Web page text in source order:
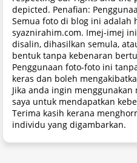
depicted. Penafian:
Semua foto di blog ini adalah
syaznirahim.com. Imej-imej
disalin, dihasilkan semula,
bentuk tanpa kebenaran
Penggunaan foto-foto ini
keras dan boleh
Jika anda ingin
saya untuk mendapatkan
Terima kasih kerana
individu yang digambarkan.